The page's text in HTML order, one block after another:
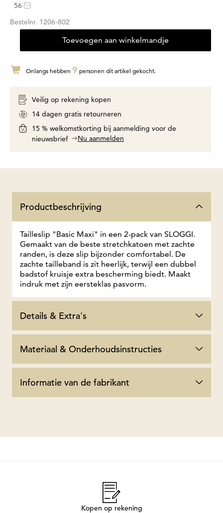
56
Bestelnr. 1206-802
Toevoegen aan winkelmandje
Onlangs hebben 9 personen dit artikel gekocht.
Veilig op rekening kopen
14 dagen gratis retourneren
15 % welkomstkorting bij aanmelding voor de
nieuwsbrief
Nu aanmelden
Productbeschrijving
Tailleslip "Basic Maxi" in een 2-pack van SLOGGI.
Gemaakt van de beste stretchkatoen met zachte
randen, is deze slip bijzonder comfortabel. De
zachte tailleband is zit heerlijk, terwijl een dubbel
badstof kruisje extra bescherming biedt. Maakt
indruk met zijn eersteklas pasvorm.
Details & Extra's
Materiaal & Onderhoudsinstructies
Informatie van de fabrikant
Kopen op rekening